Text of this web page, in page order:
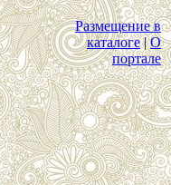
Размещение в
каталоге|О
портале